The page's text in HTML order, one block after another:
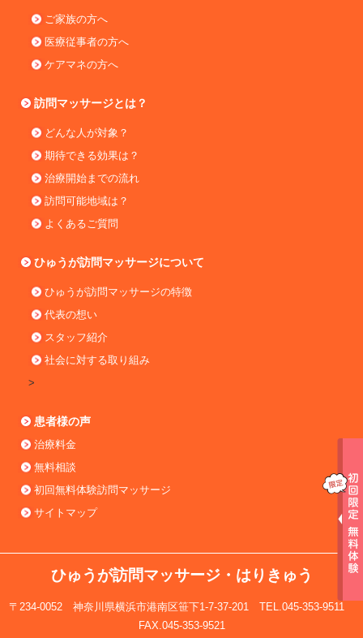
ご家族の方へ
医療従事者の方へ
ケアマネの方へ
訪問マッサージとは？
どんな人が対象？
期待できる効果は？
治療開始までの流れ
訪問可能地域は？
よくあるご質問
ひゅうが訪問マッサージについて
ひゅうが訪問マッサージの特徴
代表の想い
スタッフ紹介
社会に対する取り組み
>
患者様の声
治療料金
無料相談
初回無料体験訪問マッサージ
サイトマップ
ひゅうが訪問マッサージ・はりきゅう
〒234-0052 神奈川県横浜市港南区笹下1-7-37-201 TEL.045-353-9511
FAX.045-353-9521